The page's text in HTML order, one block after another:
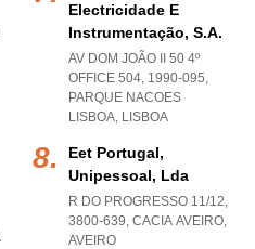
Electricidade E
Instrumentação, S.a.
AV DOM JOÃO II 50 4º
OFFICE 504, 1990-095,
PARQUE NACOES
LISBOA, LISBOA
Eet Portugal,
Unipessoal, Lda
R DO PROGRESSO 11/12,
3800-639, CACIA AVEIRO,
AVEIRO